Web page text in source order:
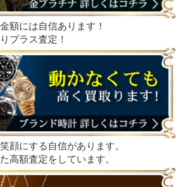
額には自信あります！
プラス査定！
顔にする自信があります。
高額査定をしています。